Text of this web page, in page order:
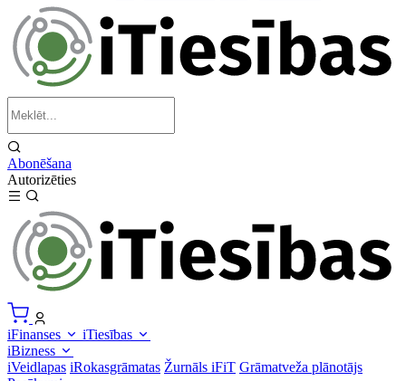
Abonēšana
Autorizēties
iFinanses
iTiesības
iBizness
iVeidlapas iRokasgrāmatas Žurnāls iFiT Grāmatveža plānotājs